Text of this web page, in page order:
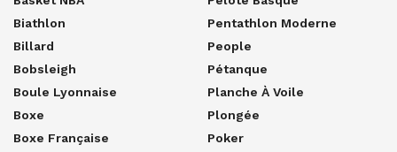
Biathlon
Billard
Bobsleigh
Boule Lyonnaise
Boxe
Boxe Française
Pentathlon Moderne
People
Pétanque
Planche À Voile
Plongée
Poker